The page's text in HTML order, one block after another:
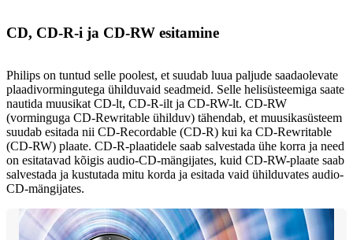
CD, CD-R-i ja CD-RW esitamine
Philips on tuntud selle poolest, et suudab luua paljude saadaolevate
plaadivormingutega ühilduvaid seadmeid. Selle helisüsteemiga saate
nautida muusikat CD-lt, CD-R-ilt ja CD-RW-lt. CD-RW
(vorminguga CD-Rewritable ühilduv) tähendab, et muusikasüsteem
suudab esitada nii CD-Recordable (CD-R) kui ka CD-Rewritable
(CD-RW) plaate. CD-R-plaatidele saab salvestada ühe korra ja need
on esitatavad kõigis audio-CD-mängijates, kuid CD-RW-plaate saab
salvestada ja kustutada mitu korda ja esitada vaid ühilduvates audio-
CD-mängijates.